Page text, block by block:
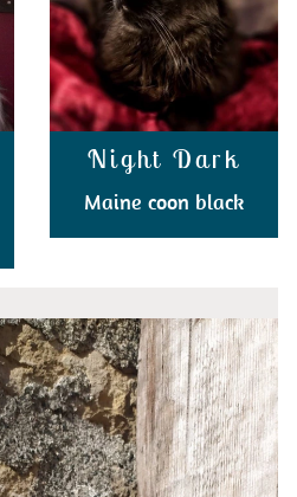
Night Dark
Maine coon black